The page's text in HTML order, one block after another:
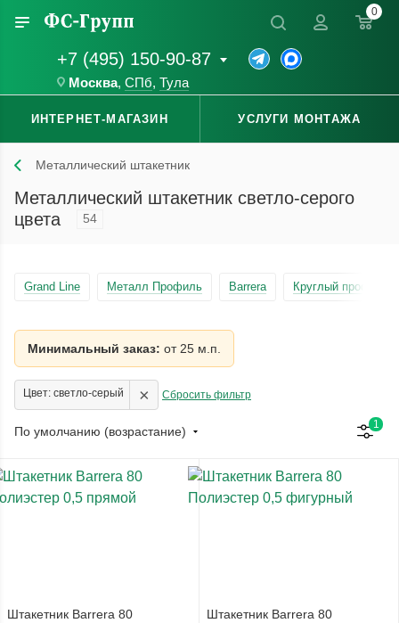
+7 (495) 150-90-87
Москва, СПб, Тула
0
ИНТЕРНЕТ-МАГАЗИН УСЛУГИ МОНТАЖА
Металлический штакетник
Металлический штакетник светло-серого
цвета
54
Grand Line Металл Профиль Barrera Круглый профиль
Минимальный заказ: от 25 м.п.
Цвет: светло-серый × Сбросить фильтр
По умолчанию (возрастание) 1
Штакетник Barrera 80
Штакетник Barrera 80